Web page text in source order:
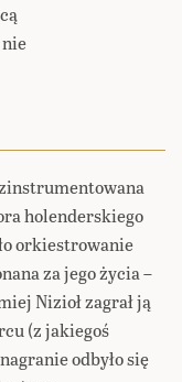
holenderskiego
orkiestrowanie
za jego życia –
Nizioł zagrał ją
(z jakiegoś
odbyło się